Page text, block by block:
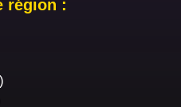
région :